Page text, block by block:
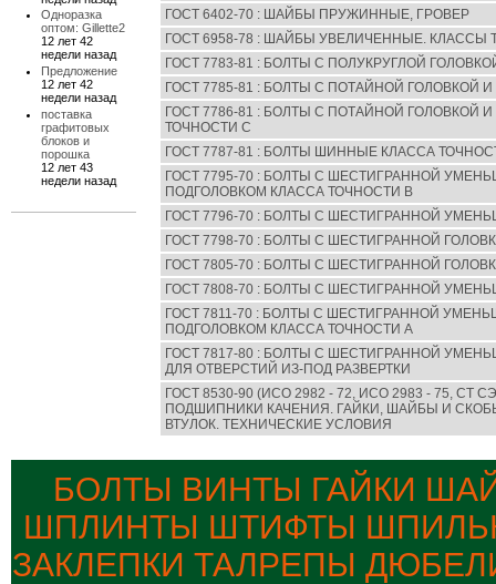
Одноразка
оптом: Gillette2
12 лет 42
недели назад
Предложение
12 лет 42
недели назад
поставка
графитовых
блоков и
порошка
12 лет 43
недели назад
ГОСТ 6402-70 : ШАЙБЫ ПРУЖИННЫЕ, ГРОВЕР
ГОСТ 6958-78 : ШАЙБЫ УВЕЛИЧЕННЫЕ. КЛАССЫ
ГОСТ 7783-81 : БОЛТЫ С ПОЛУКРУГЛОЙ
ГОСТ 7785-81 : БОЛТЫ С ПОТАЙНОЙ ГОЛОВКОЙ
ГОСТ 7786-81 : БОЛТЫ С ПОТАЙНОЙ ГОЛОВКОЙ
ТОЧНОСТИ С
ГОСТ 7787-81 : БОЛТЫ ШИННЫЕ КЛАССА
ГОСТ 7795-70 : БОЛТЫ С ШЕСТИГРАННОЙ
ПОДГОЛОВКОМ КЛАССА ТОЧНОСТИ В
ГОСТ 7796-70 : БОЛТЫ С ШЕСТИГРАННОЙ
ГОСТ 7798-70 : БОЛТЫ С ШЕСТИГРАННОЙ
ГОСТ 7805-70 : БОЛТЫ С ШЕСТИГРАННОЙ
ГОСТ 7808-70 : БОЛТЫ С ШЕСТИГРАННОЙ
ГОСТ 7811-70 : БОЛТЫ С ШЕСТИГРАННОЙ
ПОДГОЛОВКОМ КЛАССА ТОЧНОСТИ А
ГОСТ 7817-80 : БОЛТЫ С ШЕСТИГРАННОЙ
ДЛЯ ОТВЕРСТИЙ ИЗ-ПОД РАЗВЕРТКИ
ГОСТ 8530-90 (ИСО 2982 - 72, ИСО 2983 - 75, CT
ПОДШИПНИКИ КАЧЕНИЯ. ГАЙКИ, ШАЙБЫ И
ВТУЛОК. ТЕХНИЧЕСКИЕ УСЛОВИЯ
БОЛТЫ ВИНТЫ ГАЙКИ
ШПЛИНТЫ ШТИФТЫ
ЗАКЛЕПКИ ТАЛРЕПЫ